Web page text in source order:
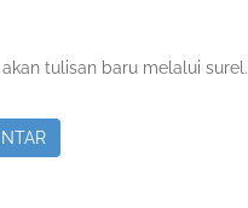
tulisan baru melalui surel.